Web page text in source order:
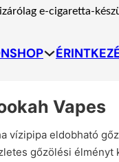
e-cigaretta-
SHOP
Vapes
vízipipa eldobható
gőzölési élményt